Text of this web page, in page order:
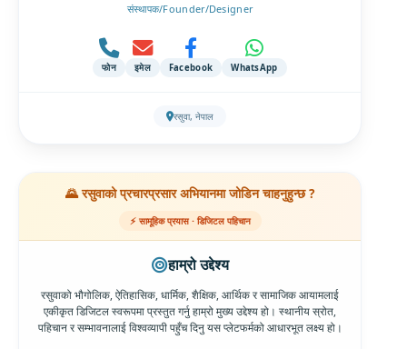
संस्थापक/Founder/Designer
फोन इमेल Facebook WhatsApp
रसुवा, नेपाल
🌄 रसुवाको प्रचारप्रसार अभियानमा जोडिन चाहनुहुन्छ ?
⚡ सामूहिक प्रयास · डिजिटल पहिचान
हाम्रो उद्देश्य
रसुवाको भौगोलिक, ऐतिहासिक, धार्मिक, शैक्षिक, आर्थिक र सामाजिक आयामलाई
एकीकृत डिजिटल स्वरूपमा प्रस्तुत गर्नु हाम्रो मुख्य उद्देश्य हो। स्थानीय स्रोत,
पहिचान र सम्भावनालाई विश्वव्यापी पहुँच दिनु यस प्लेटफर्मको आधारभूत लक्ष्य हो।